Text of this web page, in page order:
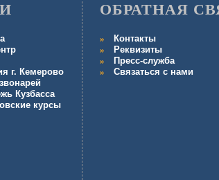
г. Кемерово
Кузбасса
курсы
ОБРАТНАЯ
Контакты
Реквизиты
Пресс-служба
Связаться с нами